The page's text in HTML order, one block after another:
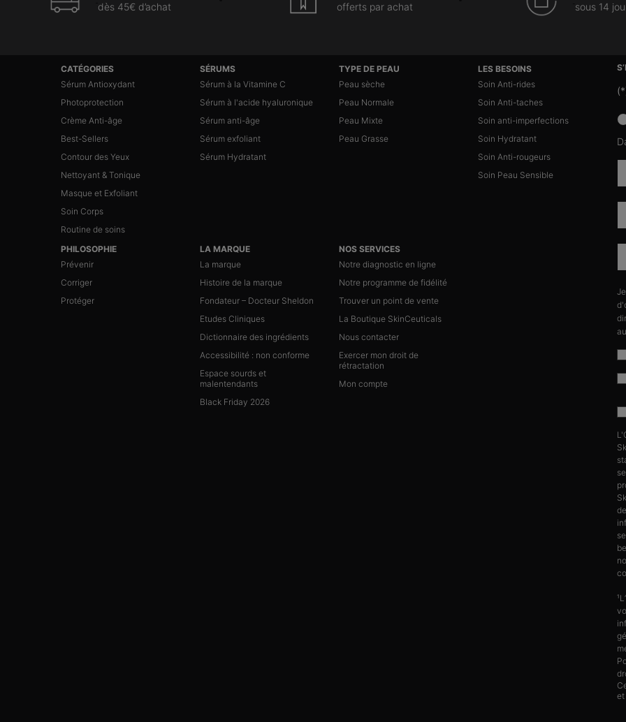
dès 45€ d’achat
offerts par achat
sous 14
Navigation du pied de page
CATÉGORIES
Sérum Antioxydant
Photoprotection
Crème Anti-âge
Best-Sellers
Contour des Yeux
Nettoyant & Tonique
Masque et Exfoliant
Soin Corps
Routine de soins
SÉRUMS
Sérum à la Vitamine C
Sérum à l'acide hyaluronique
Sérum anti-âge
Sérum exfoliant
Sérum Hydratant
TYPE DE PEAU
Peau sèche
Peau Normale
Peau Mixte
Peau Grasse
LES BESOINS
Soin Anti-rides
Soin Anti-taches
Soin anti-imperfections
Soin Hydratant
Soin Anti-rougeurs
Soin Peau Sensible
PHILOSOPHIE
Prévenir
Corriger
Protéger
LA MARQUE
La marque
Histoire de la marque
Fondateur – Docteur Sheldon
Etudes Cliniques
Dictionnaire des ingrédients
Accessibilité : non conforme
Espace sourds et
malentendants
Black Friday 2026
NOS SERVICES
Notre diagnostic en ligne
Notre programme de fidélité
Trouver un point de vente
La Boutique SkinCeuticals
Nous contacter
Exercer mon droit de
rétractation
Mon compte
et